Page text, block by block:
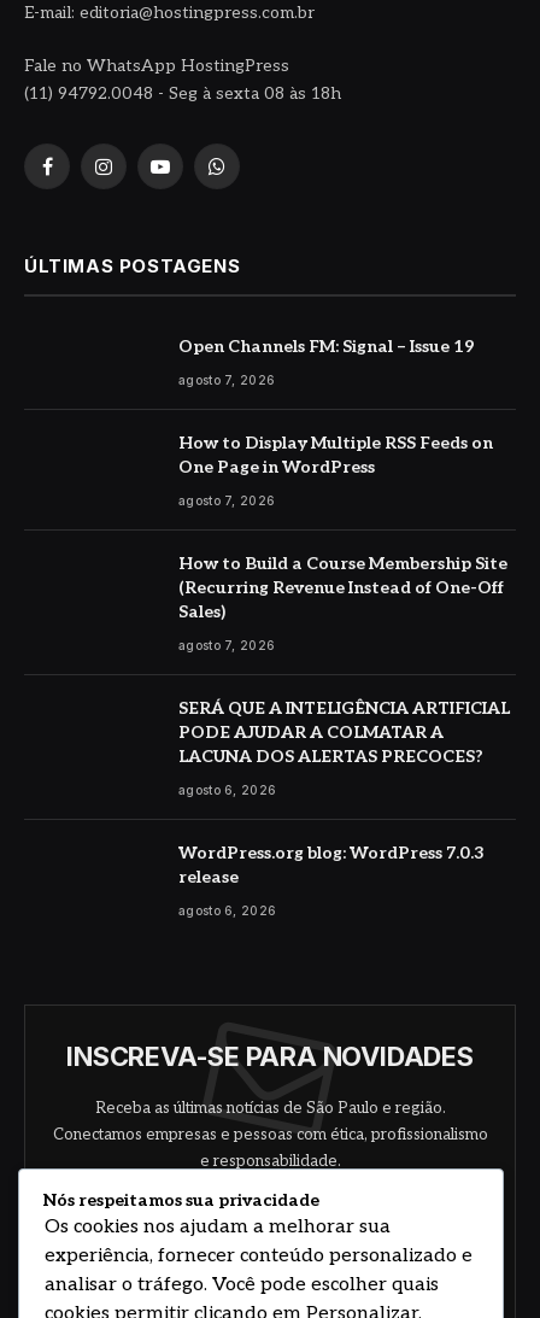
E-mail: editoria@hostingpress.com.br
Fale no WhatsApp HostingPress
(11) 94792.0048 - Seg à sexta 08 às 18h
FacebookInstagramYouTubeWhatsApp
ÚLTIMAS POSTAGENS
Open Channels FM: Signal – Issue 19
agosto 7, 2026
How to Display Multiple RSS Feeds on
One Page in WordPress
agosto 7, 2026
How to Build a Course Membership Site
(Recurring Revenue Instead of One-Off
Sales)
agosto 7, 2026
SERÁ QUE A INTELIGÊNCIA ARTIFICIAL
PODE AJUDAR A COLMATAR A
LACUNA DOS ALERTAS PRECOCES?
agosto 6, 2026
WordPress.org blog: WordPress 7.0.3
release
agosto 6, 2026
INSCREVA-SE PARA NOVIDADES
Receba as últimas notícias de São Paulo e região.
Conectamos empresas e pessoas com ética, profissionalismo
e responsabilidade.
Nós respeitamos sua privacidade
Os cookies nos ajudam a melhorar sua
experiência, fornecer conteúdo personalizado e
analisar o tráfego. Você pode escolher quais